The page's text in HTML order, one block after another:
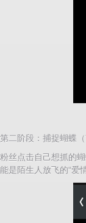
第二阶段：捕捉蝴蝶
粉丝点击自己想抓的
能是陌生人放飞的“爱情